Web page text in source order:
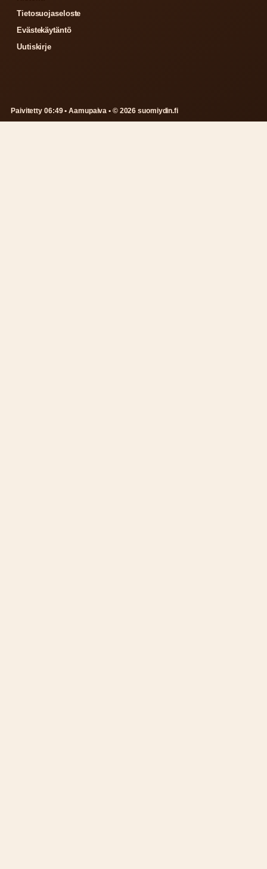
Tietosuojaseloste
Evästekäytäntö
Uutiskirje
Paivitetty 06:49 • Aamupaiva • © 2026 suomiydin.fi